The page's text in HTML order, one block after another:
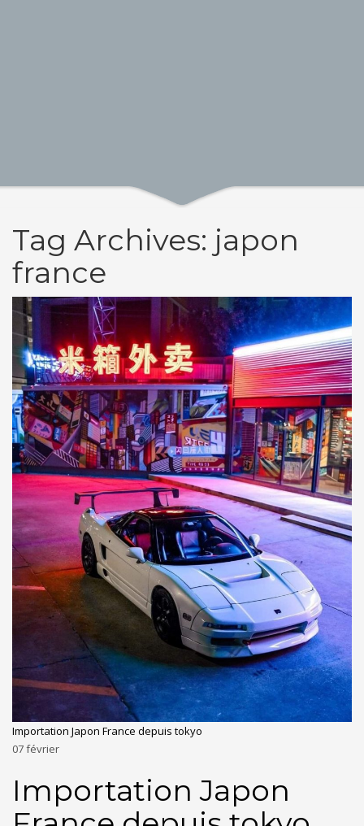
Tag Archives: japon
france
Importation Japon France depuis tokyo
07février
Importation Japon